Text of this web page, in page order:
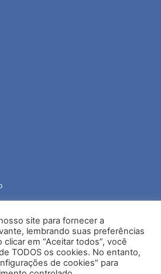
site para fornecer a
lembrando suas preferências
em “Aceitar todos”, você
TODOS os cookies. No entanto,
de cookies" para